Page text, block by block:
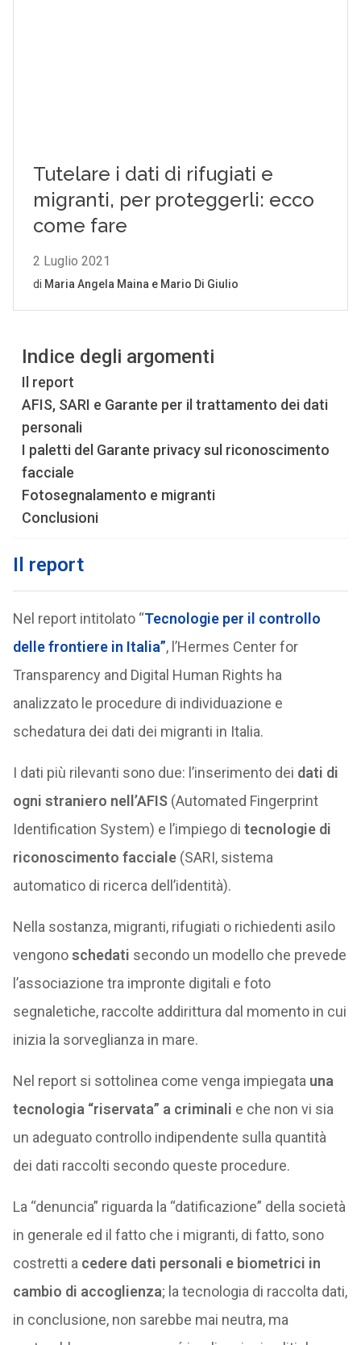
Indice degli argomenti
Il report
AFIS, SARI e Garante per il trattamento dei dati
personali
I paletti del Garante privacy sul riconoscimento
facciale
Fotosegnalamento e migranti
Conclusioni
Il report
Nel report intitolato “Tecnologie per il controllo
delle frontiere in Italia”, l’Hermes Center for
Transparency and Digital Human Rights ha
analizzato le procedure di individuazione e
schedatura dei dati dei migranti in Italia.
I dati più rilevanti sono due: l’inserimento dei dati di
ogni straniero nell’AFIS(Automated Fingerprint
Identification System) e l’impiego di tecnologie di
riconoscimento facciale(SARI, sistema
automatico di ricerca dell’identità).
Nella sostanza, migranti, rifugiati o richiedenti asilo
vengonoschedati secondo un modello che prevede
l’associazione tra impronte digitali e foto
segnaletiche, raccolte addirittura dal momento in cui
inizia la sorveglianza in mare.
Nel report si sottolinea come venga impiegata una
tecnologia “riservata” a criminali e che non vi sia
un adeguato controllo indipendente sulla quantità
dei dati raccolti secondo queste procedure.
La “denuncia” riguarda la “datificazione” della società
in generale ed il fatto che i migranti, di fatto, sono
costretti a cedere dati personali e biometrici in
cambio di accoglienza; la tecnologia di raccolta dati,
in conclusione, non sarebbe mai neutra, ma